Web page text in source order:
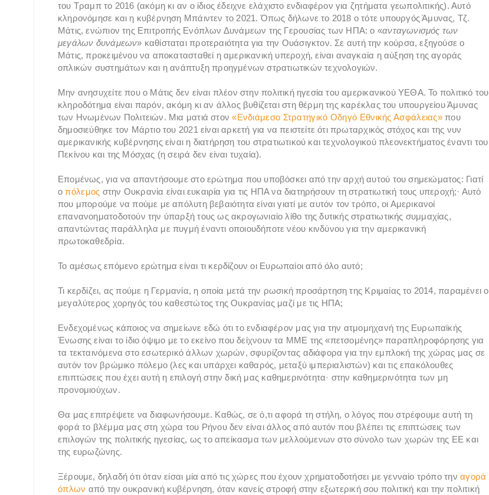
του Τραμπ το 2016 (ακόμη κι αν ο ίδιος έδειχνε ελάχιστο ενδιαφέρον για ζητήματα γεωπολιτικής). Αυτό
κληρονόμησε και η κυβέρνηση Μπάιντεν το 2021. Όπως δήλωνε το 2018 ο τότε υπουργός Άμυνας, Τζ.
Μάτις, ενώπιον της Επιτροπής Ενόπλων Δυνάμεων της Γερουσίας των ΗΠΑ: ο «ανταγωνισμός των
μεγάλων δυνάμεων» καθίσταται προτεραιότητα για την Ουάσιγκτον. Σε αυτή την κούρσα, εξηγούσε ο
Μάτις, προκειμένου να αποκατασταθεί η αμερικανική υπεροχή, είναι αναγκαία η αύξηση της αγοράς
οπλικών συστημάτων και η ανάπτυξη προηγμένων στρατιωτικών τεχνολογιών.
Μην ανησυχείτε που ο Μάτις δεν είναι πλέον στην πολιτική ηγεσία του αμερικανικού ΥΕΘΑ. Το πολιτικό του
κληροδότημα είναι παρόν, ακόμη κι αν άλλος βυθίζεται στη θέρμη της καρέκλας του υπουργείου Άμυνας
των Ηνωμένων Πολιτειών. Μια ματιά στον«Ενδιάμεσο Στρατηγικό Οδηγό Εθνικής Ασφάλειας» που
δημοσιεύθηκε τον Μάρτιο του 2021 είναι αρκετή για να πειστείτε ότι πρωταρχικός στόχος και της νυν
αμερικανικής κυβέρνησης είναι η διατήρηση του στρατιωτικού και τεχνολογικού πλεονεκτήματος έναντι του
Πεκίνου και της Μόσχας (η σειρά δεν είναι τυχαία).
Επομένως, για να απαντήσουμε στο ερώτημα που υποβόσκει από την αρχή αυτού του σημειώματος: Γιατί
οπόλεμος στην Ουκρανία είναι ευκαιρία για τις ΗΠΑ να διατηρήσουν τη στρατιωτική τους υπεροχή;· Αυτό
που μπορούμε να πούμε με απόλυτη βεβαιότητα είναι γιατί με αυτόν τον τρόπο, οι Αμερικανοί
επανανοηματοδοτούν την ύπαρξή τους ως ακρογωνιαίο λίθο της δυτικής στρατιωτικής συμμαχίας,
απαντώντας παράλληλα με πυγμή έναντι οποιουδήποτε νέου κινδύνου για την αμερικανική
πρωτοκαθεδρία.
Το αμέσως επόμενο ερώτημα είναι τι κερδίζουν οι Ευρωπαίοι από όλο αυτό;
Τι κερδίζει, ας πούμε η Γερμανία, η οποία μετά την ρωσική προσάρτηση της Κριμαίας το 2014, παραμένει ο
μεγαλύτερος χορηγός του καθεστώτος της Ουκρανίας μαζί με τις ΗΠΑ;
Ενδεχομένως κάποιος να σημείωνε εδώ ότι το ενδιαφέρον μας για την ατμομηχανή της Ευρωπαϊκής
Ένωσης είναι το ίδιο όψιμο με το εκείνο που δείχνουν τα ΜΜΕ της «πετσομένης» παραπληροφόρησης για
τα τεκταινόμενα στο εσωτερικό άλλων χωρών, σφυρίζοντας αδιάφορα για την εμπλοκή της χώρας μας σε
αυτόν τον βρώμικο πόλεμο (λες και υπάρχει καθαρός, μεταξύ ιμπεριαλιστών) και τις επακόλουθες
επιπτώσεις που έχει αυτή η επιλογή στην δική μας καθημερινότητα· στην καθημερινότητα των μη
προνομιούχων.
Θα μας επιτρέψετε να διαφωνήσουμε. Καθώς, σε ό,τι αφορά τη στήλη, ο λόγος που στρέφουμε αυτή τη
φορά το βλέμμα μας στη χώρα του Ρήνου δεν είναι άλλος από αυτόν που βλέπει τις επιπτώσεις των
επιλογών της πολιτικής ηγεσίας, ως το απείκασμα των μελλούμενων στο σύνολο των χωρών της ΕΕ και
της ευρωζώνης.
Ξέρουμε, δηλαδή ότι όταν είσαι μία από τις χώρες που έχουν χρηματοδοτήσει με γενναίο τρόπο την αγορά
όπλων από την ουκρανική κυβέρνηση, όταν κανείς στροφή στην εξωτερική σου πολιτική και την πολιτική